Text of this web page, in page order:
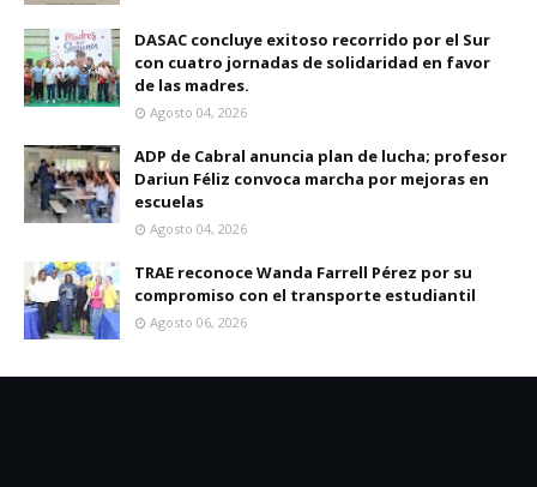
DASAC concluye exitoso recorrido por el Sur
con cuatro jornadas de solidaridad en favor
de las madres.
Agosto 04, 2026
ADP de Cabral anuncia plan de lucha; profesor
Dariun Féliz convoca marcha por mejoras en
escuelas
Agosto 04, 2026
TRAE reconoce Wanda Farrell Pérez por su
compromiso con el transporte estudiantil
Agosto 06, 2026